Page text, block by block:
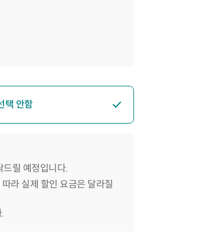
택 안함
릴 예정입니다.
라 실제 할인 요금은 달라질